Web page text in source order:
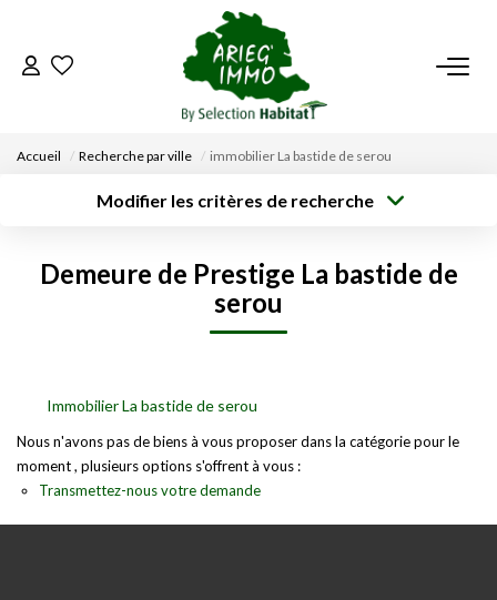
ACCUEIL
DÉPOSEZ VOTRE RECHERCHE
CONTACT
EN
Accueil Recherche par ville immobilier La bastide de serou
Modifier les critères de recherche
Type de bien
Surface min
Demeure de Prestige La bastide de
serou
Immobilier La bastide de serou
Nous n'avons pas de biens à vous proposer dans la catégorie pour le
moment , plusieurs options s'offrent à vous :
Transmettez-nous votre demande